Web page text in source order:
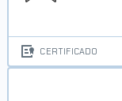
CERTIFICADO